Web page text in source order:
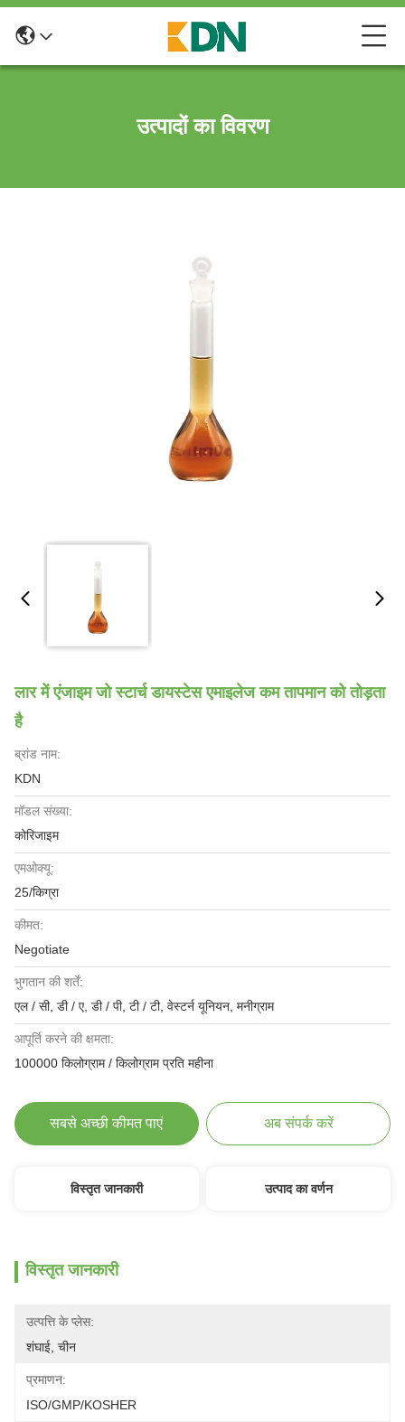
उत्पादों का विवरण
लार में एंजाइम जो स्टार्च डायस्टेस एमाइलेज कम तापमान को तोड़ता
है
ब्रांड नाम:
KDN
मॉडल संख्या:
कोरिजाइम
एमओक्यू:
25/किग्रा
कीमत:
Negotiate
भुगतान की शर्तें:
एल / सी, डी / ए, डी / पी, टी / टी, वेस्टर्न यूनियन, मनीग्राम
आपूर्ति करने की क्षमता:
100000 किलोग्राम / किलोग्राम प्रति महीना
सबसे अच्छी कीमत पाएं अब संपर्क करें
विस्तृत जानकारी उत्पाद का वर्णन
विस्तृत जानकारी
उत्पत्ति के प्लेस:
शंघाई, चीन
प्रमाणन:
ISO/GMP/KOSHER